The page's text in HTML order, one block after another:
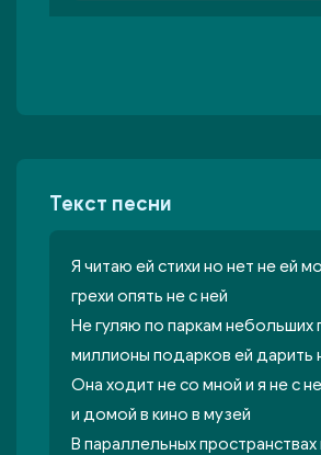
Текст песни
Я читаю ей стихи но нет не ей
грехи опять не с ней
Не гуляю по паркам небольших
миллионы подарков ей дарить
Она ходит не со мной и я не с
и домой в кино в музей
В параллельных пространствах